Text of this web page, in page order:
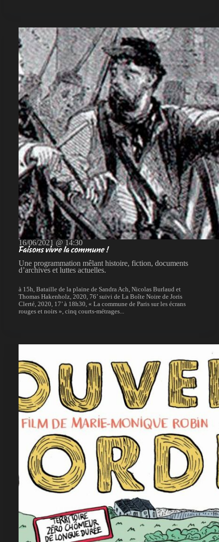
16/06/2021 @ 14:30
Faisons vivre la commune !
Une programmation mêlant histoire, fiction, documents
d’archives et luttes actuelles.
à 15h, Bataille de la plaine de Sandra Ach, Nicolas Burlaud et
Thomas Hakenholz, 2020, 76’ suivi de La Boîte Noire de Joris
Clerté, 2020, 17’ à 18h30, « La commune de Paris sur les écrans
rouges et noirs », cinq courts-métrages...